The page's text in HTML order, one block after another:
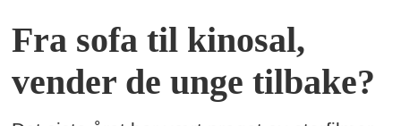
Fra sofa til kinosal,
vender de unge tilbake?